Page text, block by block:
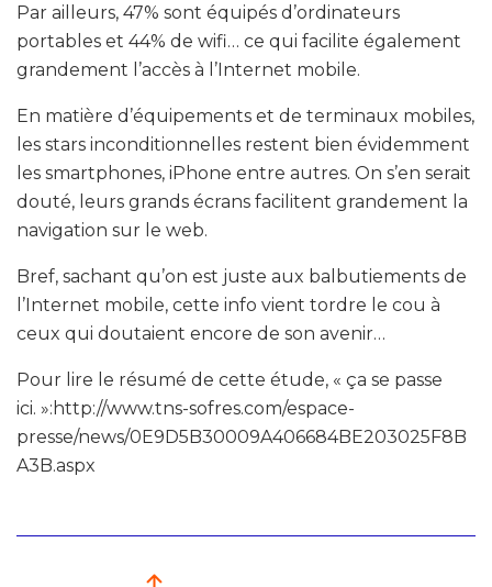
Par ailleurs, 47% sont équipés d’ordinateurs
portables et 44% de wifi… ce qui facilite également
grandement l’accès à l’Internet mobile.
En matière d’équipements et de terminaux mobiles,
les stars inconditionnelles restent bien évidemment
les smartphones, iPhone entre autres. On s’en serait
douté, leurs grands écrans facilitent grandement la
navigation sur le web.
Bref, sachant qu’on est juste aux balbutiements de
l’Internet mobile, cette info vient tordre le cou à
ceux qui doutaient encore de son avenir…
Pour lire le résumé de cette étude, « ça se passe
ici. »:http://www.tns-sofres.com/espace-
presse/news/0E9D5B30009A406684BE203025F8B
A3B.aspx